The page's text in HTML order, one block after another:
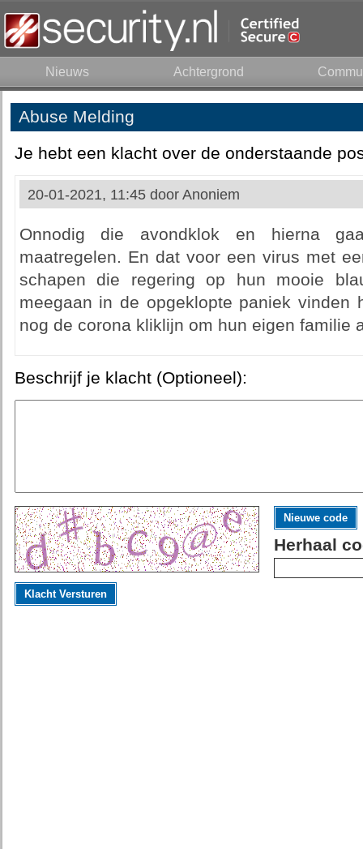
Nieuws Achtergrond
Abuse Melding
Je hebt een klacht over de onderstaande
20-01-2021, 11:45 door Anoniem
Onnodig die avondklok en hierna
maatregelen. En dat voor een virus met
schapen die regering op hun mooie
meegaan in de opgeklopte paniek vinden
nog de corona kliklijn om hun eigen familie
Beschrijf je klacht (Optioneel):
Nieuwe code
Herhaal
Klacht Versturen